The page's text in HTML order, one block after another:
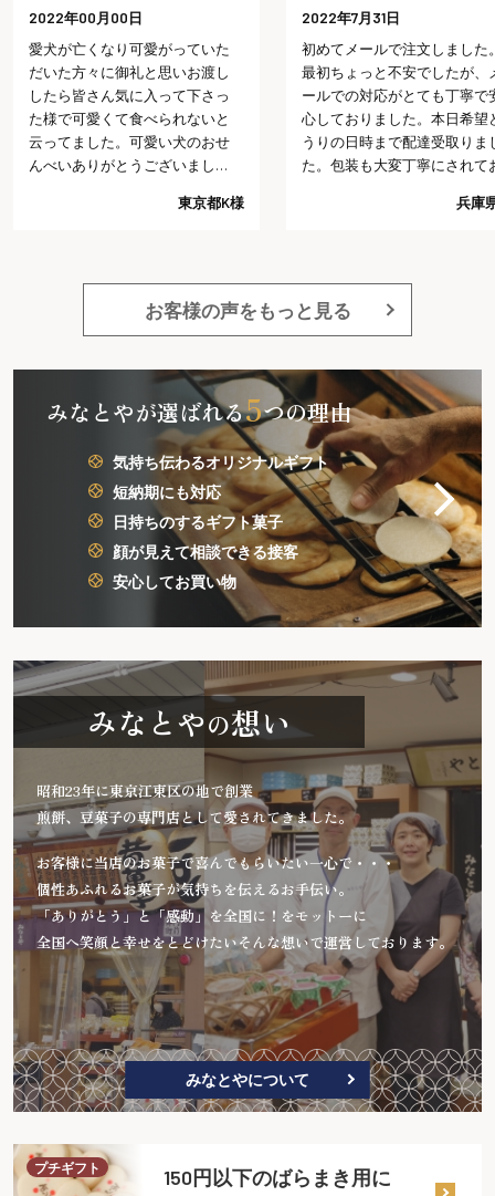
2022年00月00日
愛犬が亡くなり可愛がっていた
だいた方々に御礼と思いお渡し
したら皆さん気に入って下さっ
た様で可愛くて食べられないと
云ってました。可愛い犬のおせ
んべいありがとうございまし
東京都K様
2022年7月31日
初めてメールで注文しました
最初ちょっと不安でしたが、
ールでの対応がとても丁寧で
心しておりました。本日希望
うりの日時まで配達受取りま
た。包装も大変丁寧にされて
では、これ以上は望めないだ
兵庫
お客様の声をもっと見る
みなとやが選ばれる5つの理由
気持ち伝わるオリジナルギフト
短納期にも対応
日持ちのするギフト菓子
顔が見えて相談できる接客
安心してお買い物
みなとやの想い
昭和23年に東京江東区の地で創業
煎餅、豆菓子の専門店として愛されてきました。
お客様に当店のお菓子で喜んでもらいたい一心で・・・
個性あふれるお菓子が気持ちを伝えるお手伝い。
「ありがとう」と「感動」を全国に！をモットーに
全国へ笑顔と幸せをとどけたいそんな想いで運営しております。
みなとやについて
プチギフト
150円以下のばらまき用に